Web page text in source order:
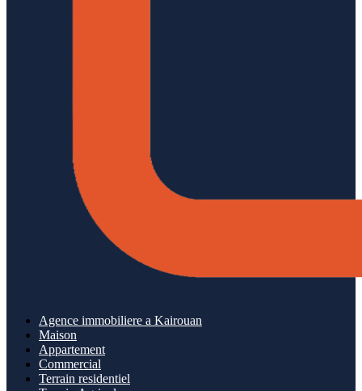
Agence immobiliere a Kairouan
Maison
Appartement
Commercial
Terrain residentiel